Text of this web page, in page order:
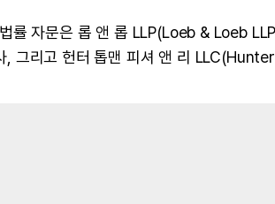
률 자문은 롭 앤 롭 LLP(Loeb & Loeb
그리고 헌터 톱맨 피셔 앤 리